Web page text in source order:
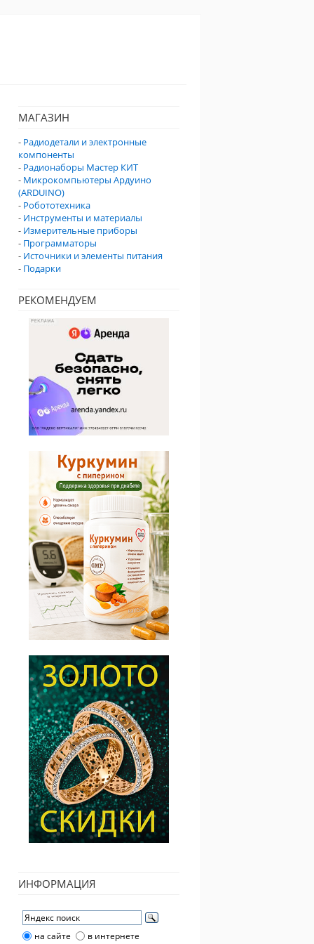
МАГАЗИН
- Радиодетали и электронные
компоненты
- Радионаборы Мастер КИТ
- Микрокомпьютеры Ардуино
(ARDUINO)
- Робототехника
- Инструменты и материалы
- Измерительные приборы
- Программаторы
- Источники и элементы питания
- Подарки
РЕКОМЕНДУЕМ
ИНФОРМАЦИЯ
на сайте в интернете